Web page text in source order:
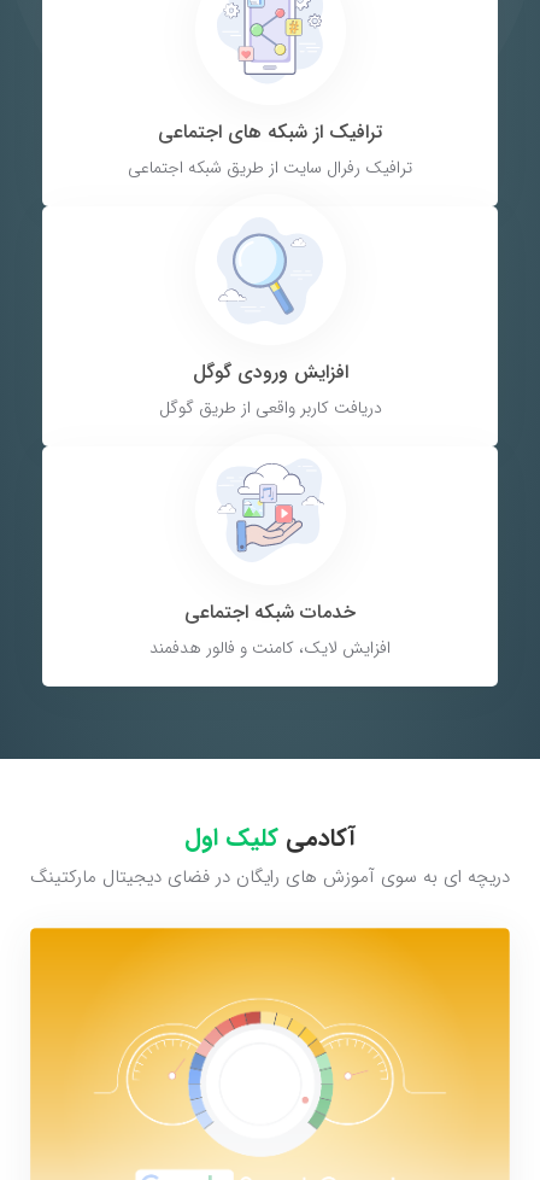
ترافیک از شبکه های اجتماعی
ترافیک رفرال سایت از طریق شبکه اجتماعی
افزایش ورودی گوگل
دریافت کاربر واقعی از طریق گوگل
خدمات شبکه اجتماعی
افزایش لایک، کامنت و فالور هدفمند
آکادمی کلیک اول
دریچه ای به سوی آموزش های رایگان در فضای دیجیتال مارکتینگ